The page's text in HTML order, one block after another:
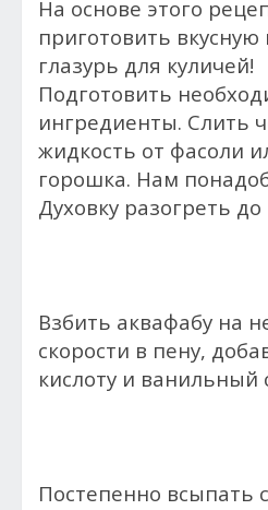
На основе этого
приготовить
глазурь для куличей!
Подготовить
ингредиенты. Слить
жидкость от фасоли
горошка. Нам
Духовку разогреть до
Взбить аквафабу на
скорости в пену,
кислоту и ванильный
Постепенно всыпать